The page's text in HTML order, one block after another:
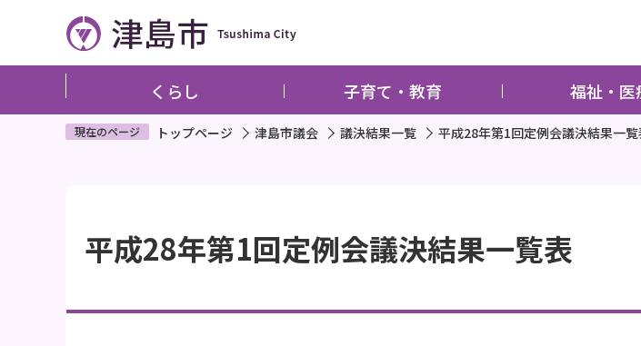
ペ
ジ
くらし 子育て・教育 福祉・医
現在のページ トップページ 津島市議会 議決結果一覧 平成28年第1回定例会議決結果一覧
平成28年第1回定例会議決結果一覧表